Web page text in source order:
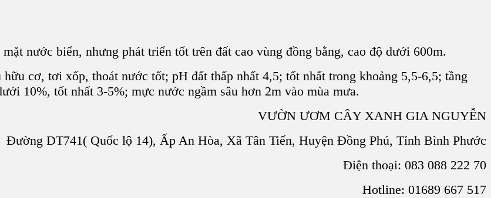
nước biển, nhưng phát triển tốt trên đất cao vùng đồng bằng, cao độ dưới 600m.
hữu cơ, tơi xốp, thoát nước tốt; pH đất thấp nhất 4,5; tốt nhất trong khoảng 5,5-6,5; tầng
10%, tốt nhất 3-5%; mực nước ngầm sâu hơn 2m vào mùa mưa.
VƯỜN ƯƠM CÂY XANH GIA NGUYỄN
Đường DT741( Quốc lộ 14), Ấp An Hòa, Xã Tân Tiến, Huyện Đồng Phú, Tỉnh Bình Phước
Điện thoại: 083 088 222 70
Hotline: 01689 667 517